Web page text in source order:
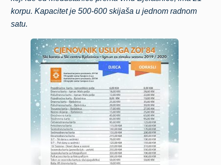
korpu. Kapacitet je 500-600 skijaša u jednom radnom
satu.